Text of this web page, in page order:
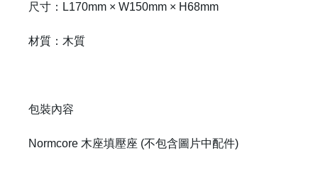
尺寸：L170mm × W150mm × H68mm
材質：木質
包裝內容
Normcore 木座填壓座 (不包含圖片中配件)